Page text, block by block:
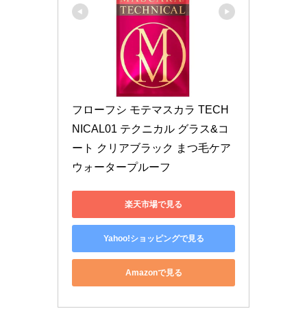
フローフシ モテマスカラ TECH
NICAL01 テクニカル グラス&コ
ート クリアブラック まつ毛ケア
ウォータープルーフ
楽天市場で見る
Yahoo!ショッピングで見る
Amazonで見る